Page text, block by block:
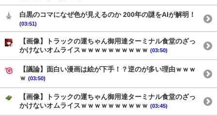
白黒のコマになぜ色が見えるのか 200年の謎をAIが解明！
(03:51)
【画像】トラックの運ちゃん御用達ターミナル食堂のざっ
かけないオムライスｗｗｗｗｗｗｗｗｗｗ (03:50)
【議論】面白い漫画は絵が下手！？逆のが多い理由ｗｗｗ
ｗ (03:50)
【画像】トラックの運ちゃん御用達ターミナル食堂のざっ
かけないオムライスｗｗｗｗｗｗｗｗｗｗ (03:45)